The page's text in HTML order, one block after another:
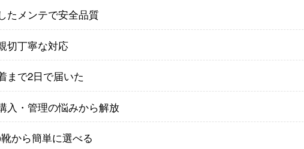
たメンテで安全品質
切丁寧な対応
まで2日で届いた
入・管理の悩みから解放
から簡単に選べる